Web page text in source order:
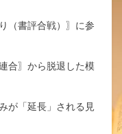
（書評合戦）〗に参
合〗から脱退した模
が「延長」される見